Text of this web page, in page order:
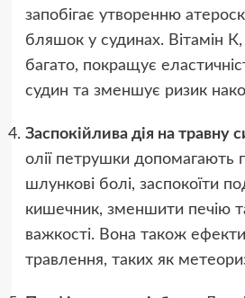
запобігає утворенню
бляшок у судинах. Вітамін
багато, покращує
судин та зменшує ризик
Заспокійлива дія на травну
олії петрушки допомагають
шлункові болі, заспокоїти
кишечник, зменшити печію
важкості. Вона також
травлення, таких як